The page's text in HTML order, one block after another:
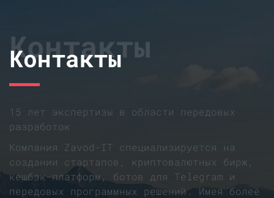
Контакты
Контакты
15 лет экспертизы в области передовых
разработок
Компания Zavod-IT специализируется на
создании стартапов, криптовалютных бирж,
кешбэк-платформ, ботов для Telegram и
передовых программных решений. Имея более